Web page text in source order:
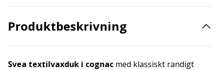
Produktbeskrivning
Svea textilvaxduk i cognac med klassiskt randigt